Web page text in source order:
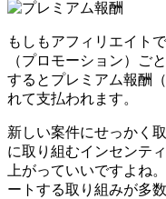
もしもアフィリエイト
（プロモーション）ご
するとプレミアム報酬
れて支払われます。
新しい案件にせっかく
に取り組むインセンテ
上がっていいですよね
ートする取り組みが多